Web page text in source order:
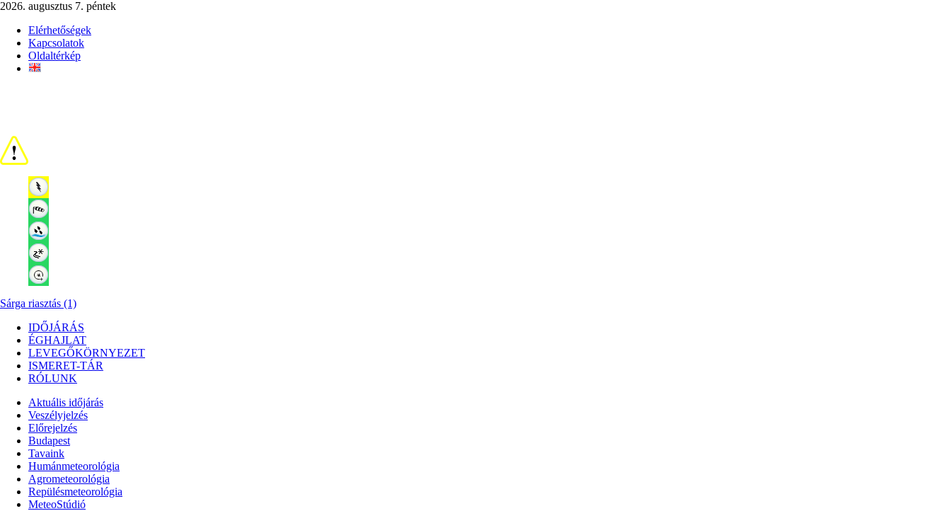
2026. augusztus 7. péntek
Elérhetőségek
Kapcsolatok
Oldaltérkép
Sárga riasztás (1)
IDŐJÁRÁS
ÉGHAJLAT
LEVEGŐKÖRNYEZET
ISMERET-TÁR
RÓLUNK
Aktuális időjárás
Veszélyjelzés
Előrejelzés
Budapest
Tavaink
Humánmeteorológia
Agrometeorológia
Repülésmeteorológia
MeteoStúdió